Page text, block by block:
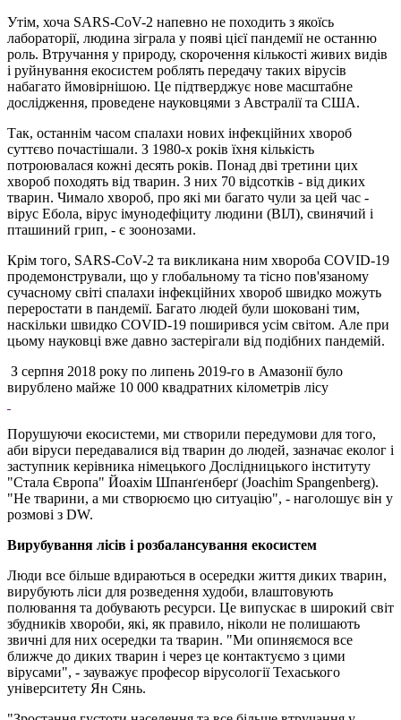
Утім, хоча SARS-CoV-2 напевно не походить з якоїсь
лабораторії, людина зіграла у появі цієї пандемії не останню
роль. Втручання у природу, скорочення кількості живих видів
і руйнування екосистем роблять передачу таких вірусів
набагато ймовірнішою. Це підтверджує нове масштабне
дослідження, проведене науковцями з Австралії та США.
Так, останнім часом спалахи нових інфекційних хвороб
суттєво почастішали. З 1980-х років їхня кількість
потроювалася кожні десять років. Понад дві третини цих
хвороб походять від тварин. З них 70 відсотків - від диких
тварин. Чимало хвороб, про які ми багато чули за цей час -
вірус Ебола, вірус імунодефіциту людини (ВІЛ), свинячий і
пташиний грип, - є зоонозами.
Крім того, SARS-CoV-2 та викликана ним хвороба COVID-19
продемонстрували, що у глобальному та тісно пов'язаному
сучасному світі спалахи інфекційних хвороб швидко можуть
переростати в пандемії. Багато людей були шоковані тим,
наскільки швидко COVID-19 поширився усім світом. Але при
цьому науковці вже давно застерігали від подібних пандемій.
З серпня 2018 року по липень 2019-го в Амазонії було
вирублено майже 10 000 квадратних кілометрів лісу
Порушуючи екосистеми, ми створили передумови для того,
аби віруси передавалися від тварин до людей, зазначає еколог і
заступник керівника німецького Дослідницького інституту
"Стала Європа" Йоахім Шпанґенберґ (Joachim Spangenberg).
"Не тварини, а ми створюємо цю ситуацію", - наголошує він у
розмові з DW.
Вирубування лісів і розбалансування екосистем
Люди все більше вдираються в осередки життя диких тварин,
вирубують ліси для розведення худоби, влаштовують
полювання та добувають ресурси. Це випускає в широкий світ
збудників хвороби, які, як правило, ніколи не полишають
звичні для них осередки та тварин. "Ми опиняємося все
ближче до диких тварин і через це контактуємо з цими
вірусами", - зауважує професор вірусології Техаського
університету Ян Сянь.